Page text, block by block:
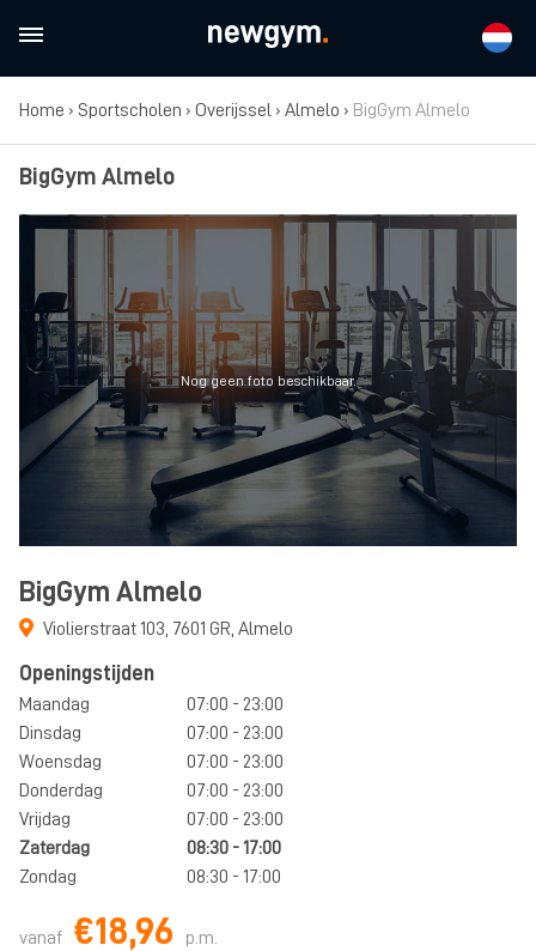
Home › Sportscholen › Overijssel › Almelo › BigGym Almelo
BigGym Almelo
Nog geen foto beschikbaar.
BigGym Almelo
Violierstraat 103, 7601 GR, Almelo
Openingstijden
Maandag
07:00 - 23:00
Dinsdag
07:00 - 23:00
Woensdag
07:00 - 23:00
Donderdag
07:00 - 23:00
Vrijdag
07:00 - 23:00
Zaterdag
08:30 - 17:00
Zondag
08:30 - 17:00
vanaf €18,96 p.m.